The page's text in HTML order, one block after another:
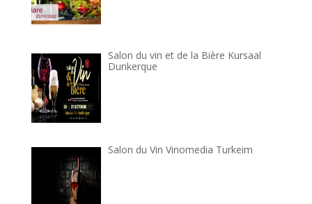
Salon du vin et de la Bière Kursaal
Dunkerque
Salon du Vin Vinomedia Turkeim